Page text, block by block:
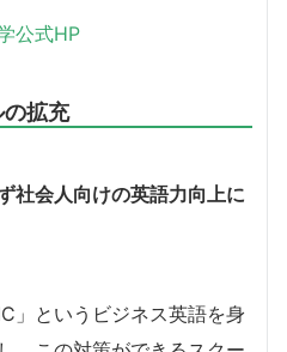
公式HP
拡充
社会人向けの英語力向上に
」というビジネス英語を身